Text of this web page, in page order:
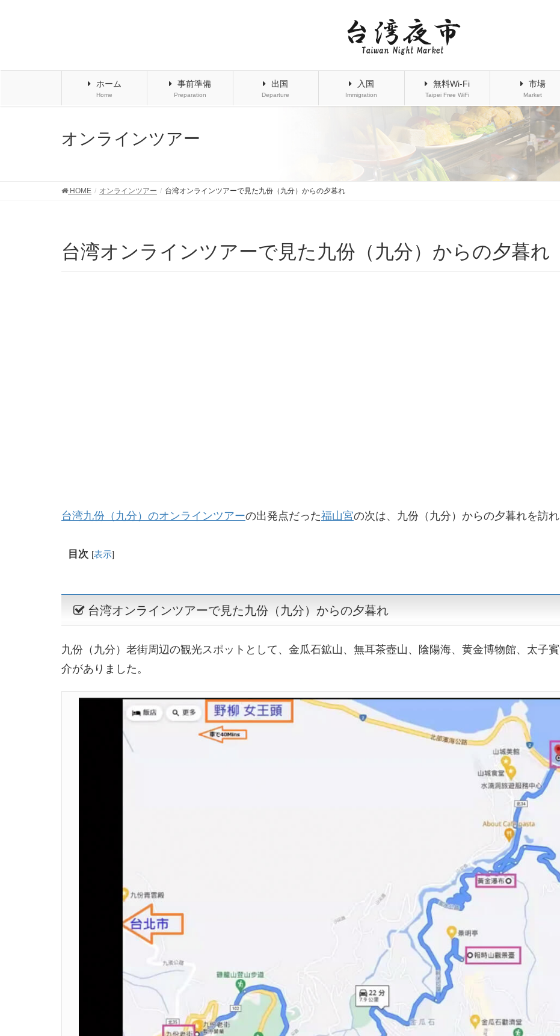
ホーム
Home
事前準備
Preparation
出国
Departure
入国
Immigration
無料Wi-Fi
Taipei Free WiFi
市場
Market
オンラインツアー
HOME オンラインツアー 台湾オンラインツアーで見た九份（九分）からの夕暮れ
台湾オンラインツアーで見た九份（九分）からの夕暮れ
台湾九份（九分）のオンラインツアーの出発点だった福山宮の次は、九份（九分）からの夕暮れを訪れ
目次 [表示]
台湾オンラインツアーで見た九份（九分）からの夕暮れ
九份（九分）老街周辺の観光スポットとして、金瓜石鉱山、無耳茶壺山、陰陽海、黄金博物館、太子
介がありました。